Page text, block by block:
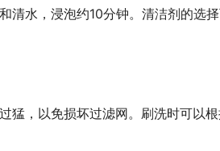
清水，浸泡约10分钟。清洁剂的选
猛，以免损坏过滤网。刷洗时可以